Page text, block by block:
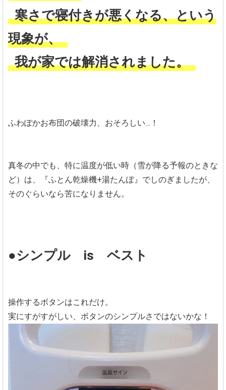
寒さで寝付きが悪くなる、という
現象が、
我が家では解消されました。
ふわぽかお布団の破壊力、おそろしい…！
真冬の中でも、特に温度が低い時（雪が降る予報のときな
ど）は、『ふとん乾燥機+湯たんぽ』でしのぎましたが、
そのぐらいなら苦になりません。
●シンプル is ベスト
操作するボタンはこれだけ。
実にすがすがしい、ボタンのシンプルさではないかな！